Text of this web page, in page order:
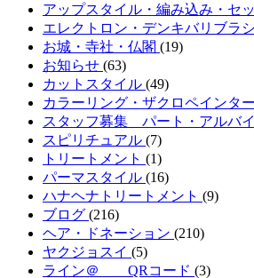
アップスタイル・編み込み・セ
エレクトロン・デンキバリブラ
お城・寺社・仏閣 (19)
お知らせ (63)
カットスタイル (49)
カラーリング・ザクロペインター
スタッフ募集 パート・アルバ
スピリチュアル (7)
トリートメント (1)
パーマスタイル (16)
ハナヘナトリートメント (9)
ブログ (216)
ヘア・ドネーション (210)
ヤクジョスイ (5)
ライン＠ QRコード (3)